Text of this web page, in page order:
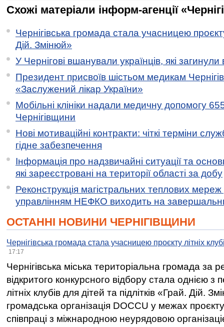
Схожі матеріали інформ-агенції
Чернігівська громада стала учасницею
Дій. Змінюй»
У Чернігові вшанували українців, які загинули
Президент присвоїв шістьом медикам
«Заслужений лікар України»
Мобільні клініки надали медичну допомогу
Чернігівщини
Нові мотиваційні контракти: чіткі терміни
гідне забезпечення
Інформація про надзвичайні ситуації та
які зареєстровані на території області за добу
Реконструкція магістральних теплових мереж
управлінням НЕФКО виходить на
ОСТАННІ НОВИНИ ЧЕРНІГІВЩИНИ
Чернігівська громада стала учасницею проєкту літніх
17:17
Чернігівська міська територіальна громада за
відкритого конкурсного відбору стала однією
літніх клубів для дітей та підлітків «Грай. Дій.
громадська організація DOCCU у межах
співпраці з міжнародною неурядовою